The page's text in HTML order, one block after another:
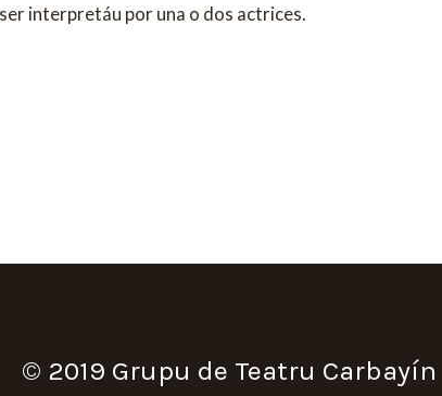
interpretáu por una o dos actrices.
© 2019 Grupu de Teatru Carbayín